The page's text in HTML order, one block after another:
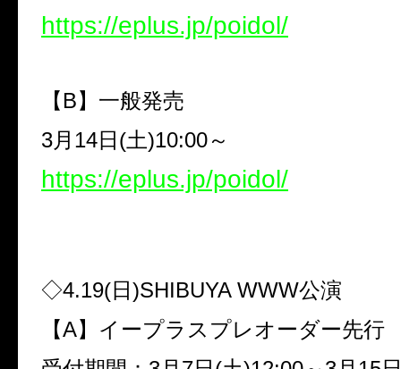
https://eplus.jp/poidol/
【 B】一般発売
3月 14日 (土)10:00～
https://eplus.jp/poidol/
◇4.19(日 )SHIBUYA WWW公演
【A】イープラスプレオーダー先行